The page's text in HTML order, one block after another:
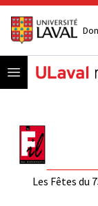
Open menu
Les Fêtes du